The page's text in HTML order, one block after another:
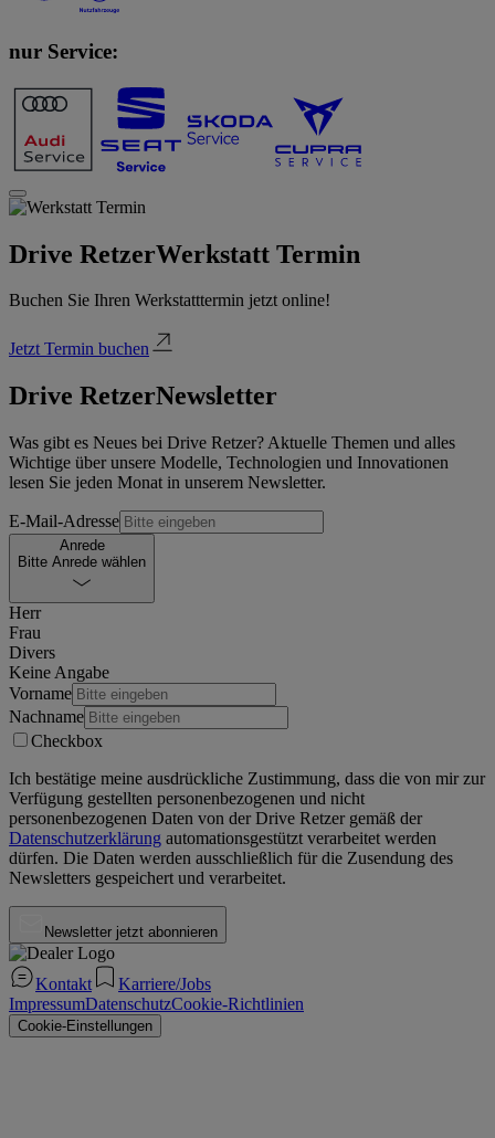
nur Service:
Drive RetzerWerkstatt Termin
Buchen Sie Ihren Werkstatttermin jetzt online!
Jetzt Termin buchen
Drive RetzerNewsletter
Was gibt es Neues bei Drive Retzer? Aktuelle Themen und alles
Wichtige über unsere Modelle, Technologien und Innovationen
lesen Sie jeden Monat in unserem Newsletter.
E-Mail-Adresse
Anrede
Bitte Anrede wählen
Herr
Frau
Divers
Keine Angabe
Vorname
Nachname
Checkbox
Ich bestätige meine ausdrückliche Zustimmung, dass die von mir zur
Verfügung gestellten personenbezogenen und nicht
personenbezogenen Daten von derDrive Retzergemäß der
Datenschutzerklärung automationsgestützt verarbeitet werden
dürfen. Die Daten werden ausschließlich für die Zusendung des
Newsletters gespeichert und verarbeitet.
Newsletter jetzt abonnieren
Kontakt
Karriere/Jobs
ImpressumDatenschutzCookie-Richtlinien
Cookie-Einstellungen